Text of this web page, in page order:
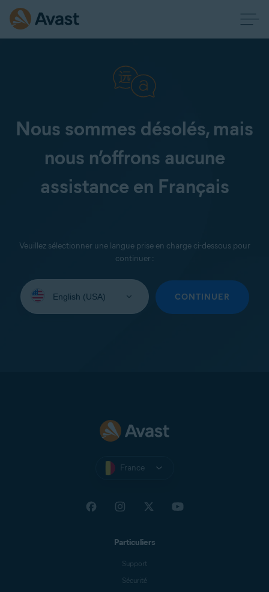
Nous sommes désolés, mais
nous n’offrons aucune
assistance en Français
Veuillez sélectionner une langue prise en charge ci-dessous pour
continuer :
une
CONTINUER
France
Particuliers
Support
Sécurité